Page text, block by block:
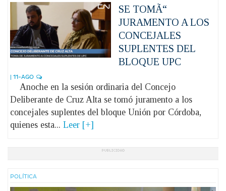
SE TOMÃ“
JURAMENTO A LOS
CONCEJALES
SUPLENTES DEL
BLOQUE UPC
| 11-AGO
Anoche en la sesión ordinaria del Concejo
Deliberante de Cruz Alta se tomó juramento a los
concejales suplentes del bloque Unión por Córdoba,
quienes esta... Leer [+]
POLÍ­TICA